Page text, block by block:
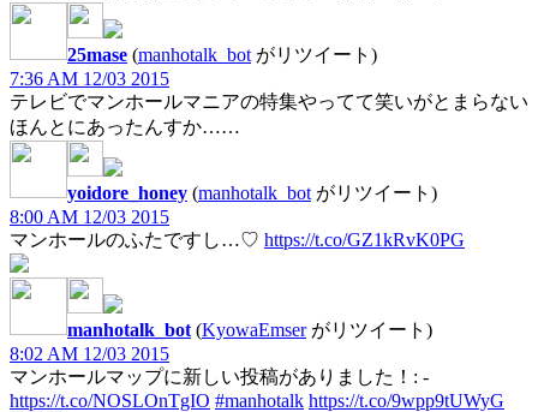
25mase (manhotalk_bot がリツイート)
7:36 AM 12/03 2015
テレビでマンホールマニアの特集やってて笑いがとまらない
ほんとにあったんすか……
yoidore_honey (manhotalk_bot がリツイート)
8:00 AM 12/03 2015
マンホールのふたですし…♡ https://t.co/GZ1kRvK0PG
manhotalk_bot (KyowaEmserがリツイート)
8:02 AM 12/03 2015
マンホールマップに新しい投稿がありました！: -
https://t.co/NOSLOnTgIO #manhotalk https://t.co/9wpp9tUWyG